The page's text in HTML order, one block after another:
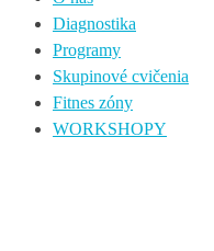
Diagnostika
Programy
Skupinové cvičenia
Fitnes zóny
WORKSHOPY